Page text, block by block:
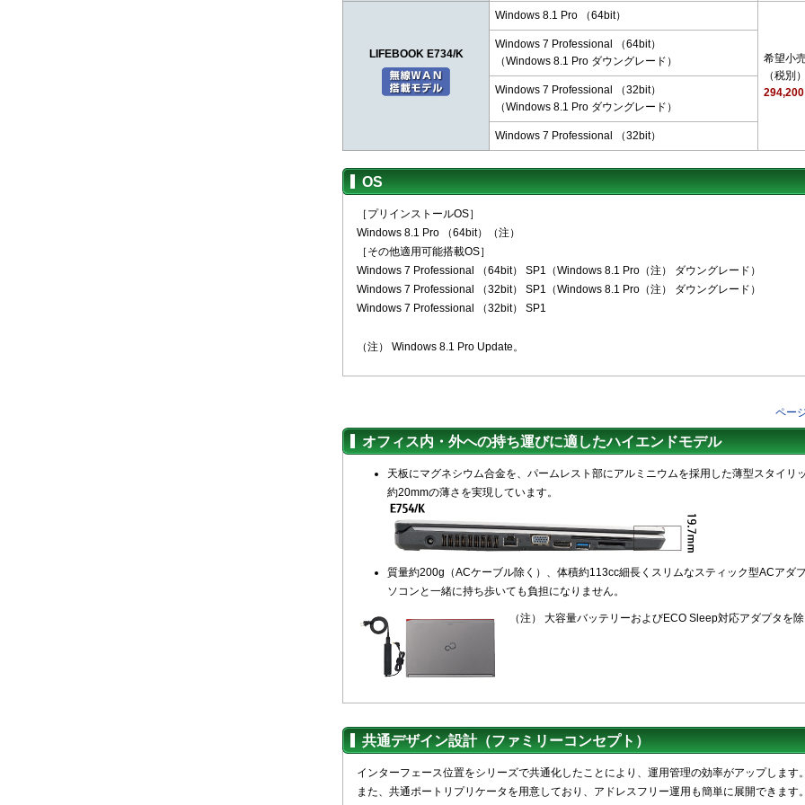
LIFEBOOK E734/K
Windows 8.1 Pro （64bit）
希望小
（税別
294,200
Windows 7 Professional （64bit）
（Windows 8.1 Pro ダウングレード）
Windows 7 Professional （32bit）
（Windows 8.1 Pro ダウングレード）
Windows 7 Professional （32bit）
OS
［プリインストールOS］
Windows 8.1 Pro （64bit）（注）
［その他適用可能搭載OS］
Windows 7 Professional （64bit） SP1（Windows 8.1 Pro（注） ダウングレード）
Windows 7 Professional （32bit） SP1（Windows 8.1 Pro（注） ダウングレード）
Windows 7 Professional （32bit） SP1
（注） Windows 8.1 Pro Update。
ペー
オフィス内・外への持ち運びに適したハイエンドモデル
天板にマグネシウム合金を、パームレスト部にアルミニウムを採用した薄型スタイリ
約20mmの薄さを実現しています。
質量約200g（ACケーブル除く）、体積約113cc細長くスリムなスティック型ACアダ
ソコンと一緒に持ち歩いても負担になりません。
（注） 大容量バッテリーおよびECO Sleep対応アダプタを除
共通デザイン設計（ファミリーコンセプト）
インターフェース位置をシリーズで共通化したことにより、運用管理の効率がアップします。
また、共通ポートリプリケータを用意しており、アドレスフリー運用も簡単に展開できます。